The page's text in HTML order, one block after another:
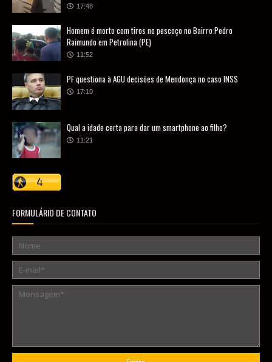
17:48
Homem é morto com tiros no pescoço no Bairro Pedro
Raimundo em Petrolina (PE)
11:52
PF questiona à AGU decisões de Mendonça no caso INSS
17:10
Qual a idade certa para dar um smartphone ao filho?
11:21
FORMULÁRIO DE CONTATO